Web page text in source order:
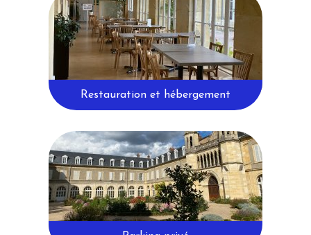
Restauration et hébergement